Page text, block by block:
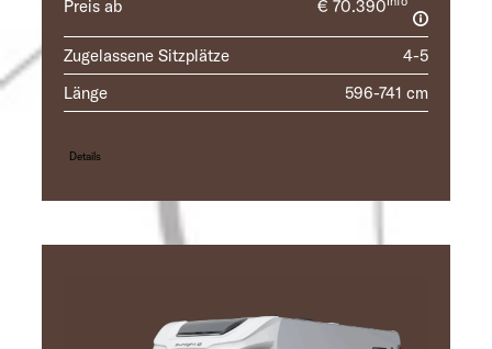
Preis ab € 70.390
Zugelassene Sitzplätze
4-5
Länge
596-741 cm
Details